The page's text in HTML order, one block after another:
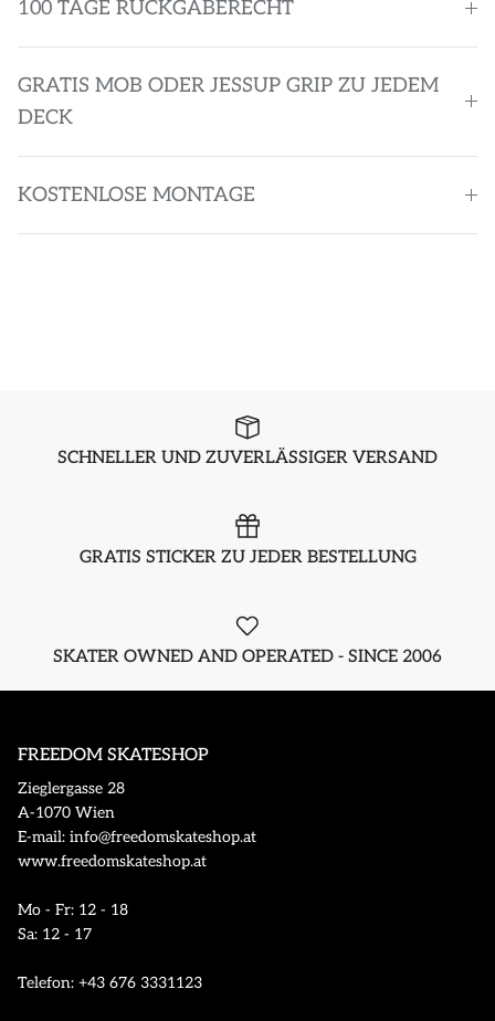
100 TAGE RÜCKGABERECHT
GRATIS MOB ODER JESSUP GRIP ZU JEDEM
DECK
KOSTENLOSE MONTAGE
SCHNELLER UND ZUVERLÄSSIGER VERSAND
GRATIS STICKER ZU JEDER BESTELLUNG
SKATER OWNED AND OPERATED - SINCE 2006
FREEDOM SKATESHOP
Zieglergasse 28
A-1070 Wien
E-mail: info@freedomskateshop.at
www.freedomskateshop.at
Mo - Fr: 12 - 18
Sa: 12 - 17
Telefon: +43 676 3331123